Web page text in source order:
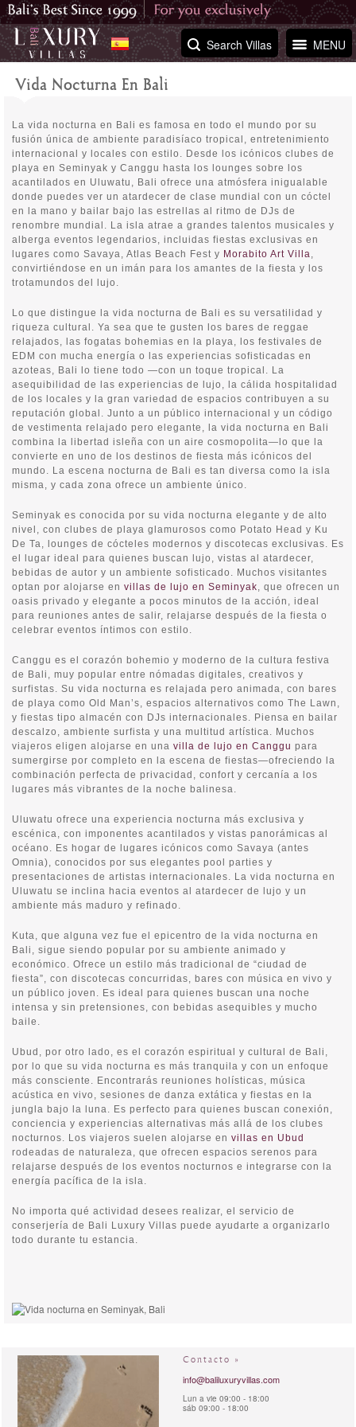
MENU
Search Villas
Vida Nocturna En Bali
La vida nocturna en Bali es famosa en todo el mundo por su
fusión única de ambiente paradisíaco tropical, entretenimiento
internacional y locales con estilo. Desde los icónicos clubes de
playa en Seminyak y Canggu hasta los lounges sobre los
acantilados en Uluwatu, Bali ofrece una atmósfera inigualable
donde puedes ver un atardecer de clase mundial con un cóctel
en la mano y bailar bajo las estrellas al ritmo de DJs de
renombre mundial. La isla atrae a grandes talentos musicales y
alberga eventos legendarios, incluidas fiestas exclusivas en
lugares como Savaya, Atlas Beach Fest y Morabito Art Villa,
convirtiéndose en un imán para los amantes de la fiesta y los
trotamundos del lujo.
Lo que distingue la vida nocturna de Bali es su versatilidad y
riqueza cultural. Ya sea que te gusten los bares de reggae
relajados, las fogatas bohemias en la playa, los festivales de
EDM con mucha energía o las experiencias sofisticadas en
azoteas, Bali lo tiene todo —con un toque tropical. La
asequibilidad de las experiencias de lujo, la cálida hospitalidad
de los locales y la gran variedad de espacios contribuyen a su
reputación global. Junto a un público internacional y un código
de vestimenta relajado pero elegante, la vida nocturna en Bali
combina la libertad isleña con un aire cosmopolita—lo que la
convierte en uno de los destinos de fiesta más icónicos del
mundo. La escena nocturna de Bali es tan diversa como la isla
misma, y cada zona ofrece un ambiente único.
Seminyak es conocida por su vida nocturna elegante y de alto
nivel, con clubes de playa glamurosos como Potato Head y Ku
De Ta, lounges de cócteles modernos y discotecas exclusivas. Es
el lugar ideal para quienes buscan lujo, vistas al atardecer,
bebidas de autor y un ambiente sofisticado. Muchos visitantes
optan por alojarse en villas de lujo en Seminyak, que ofrecen un
oasis privado y elegante a pocos minutos de la acción, ideal
para reuniones antes de salir, relajarse después de la fiesta o
celebrar eventos íntimos con estilo.
Canggu es el corazón bohemio y moderno de la cultura festiva
de Bali, muy popular entre nómadas digitales, creativos y
surfistas. Su vida nocturna es relajada pero animada, con bares
de playa como Old Man’s, espacios alternativos como The Lawn,
y fiestas tipo almacén con DJs internacionales. Piensa en bailar
descalzo, ambiente surfista y una multitud artística. Muchos
viajeros eligen alojarse en una villa de lujo en Canggu para
sumergirse por completo en la escena de fiestas—ofreciendo la
combinación perfecta de privacidad, confort y cercanía a los
lugares más vibrantes de la noche balinesa.
Uluwatu ofrece una experiencia nocturna más exclusiva y
escénica, con imponentes acantilados y vistas panorámicas al
océano. Es hogar de lugares icónicos como Savaya (antes
Omnia), conocidos por sus elegantes pool parties y
presentaciones de artistas internacionales. La vida nocturna en
Uluwatu se inclina hacia eventos al atardecer de lujo y un
ambiente más maduro y refinado.
Kuta, que alguna vez fue el epicentro de la vida nocturna en
Bali, sigue siendo popular por su ambiente animado y
económico. Ofrece un estilo más tradicional de “ciudad de
fiesta”, con discotecas concurridas, bares con música en vivo y
un público joven. Es ideal para quienes buscan una noche
intensa y sin pretensiones, con bebidas asequibles y mucho
baile.
Ubud, por otro lado, es el corazón espiritual y cultural de Bali,
por lo que su vida nocturna es más tranquila y con un enfoque
más consciente. Encontrarás reuniones holísticas, música
acústica en vivo, sesiones de danza extática y fiestas en la
jungla bajo la luna. Es perfecto para quienes buscan conexión,
conciencia y experiencias alternativas más allá de los clubes
nocturnos. Los viajeros suelen alojarse en villas en Ubud
rodeadas de naturaleza, que ofrecen espacios serenos para
relajarse después de los eventos nocturnos e integrarse con la
energía pacífica de la isla.
No importa qué actividad desees realizar, el servicio de
conserjería de Bali Luxury Villas puede ayudarte a organizarlo
todo durante tu estancia.
Contacto »
info@baliluxuryvillas.com
Lun a vie 09:00 - 18:00
sáb 09:00 - 18:00